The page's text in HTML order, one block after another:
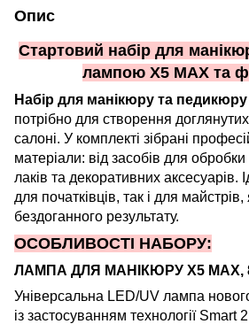
Опис
Стартовий набір для
лампою X5 MAX та
Набір для манікюру та педикюру
потрібно для створення
салоні. У комплекті зібрані
матеріали: від засобів для обробки
лаків та декоративних аксесуарів.
для початківців, так і для майстрів,
бездоганного результату.
ОСОБЛИВОСТІ НАБОРУ:
ЛАМПА ДЛЯ МАНІКЮРУ X5 MAX,
Універсальна LED/UV лампа
із застосуванням технології